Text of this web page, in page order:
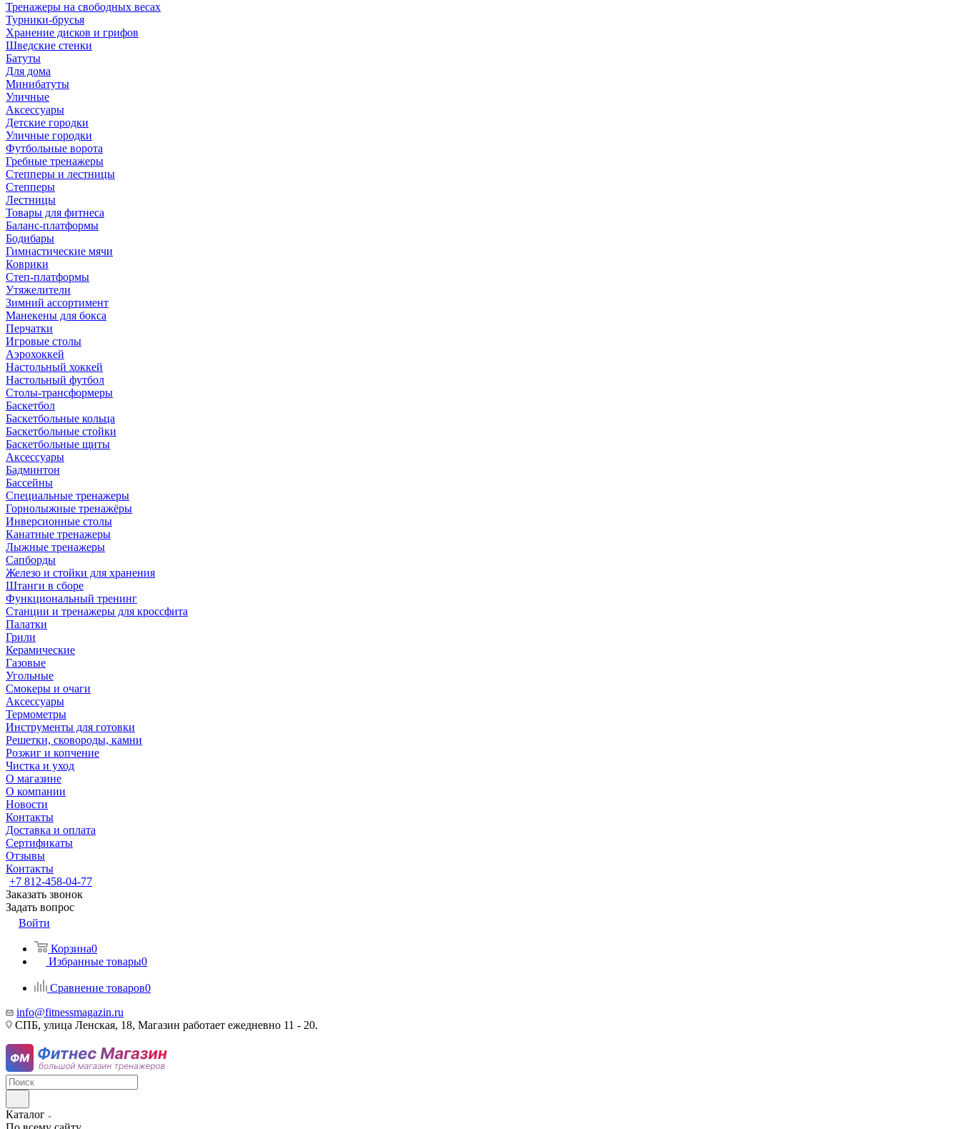
Тренажеры на свободных весах
Турники-брусья
Хранение дисков и грифов
Шведские стенки
Батуты
Для дома
Минибатуты
Уличные
Аксессуары
Детские городки
Уличные городки
Футбольные ворота
Гребные тренажеры
Степперы и лестницы
Степперы
Лестницы
Товары для фитнеса
Баланс-платформы
Бодибары
Гимнастические мячи
Коврики
Степ-платформы
Утяжелители
Зимний ассортимент
Манекены для бокса
Перчатки
Игровые столы
Аэрохоккей
Настольный хоккей
Настольный футбол
Столы-трансформеры
Баскетбол
Баскетбольные кольца
Баскетбольные стойки
Баскетбольные щиты
Аксессуары
Бадминтон
Бассейны
Специальные тренажеры
Горнолыжные тренажёры
Инверсионные столы
Канатные тренажеры
Лыжные тренажеры
Сапборды
Железо и стойки для хранения
Штанги в сборе
Функциональный тренинг
Станции и тренажеры для кроссфита
Палатки
Грили
Керамические
Газовые
Угольные
Смокеры и очаги
Аксессуары
Термометры
Инструменты для готовки
Решетки, сковороды, камни
Розжиг и копчение
Чистка и уход
О магазине
О компании
Новости
Контакты
Доставка и оплата
Сертификаты
Отзывы
Контакты
+7 812-458-04-77
Заказать звонок
Задать вопрос
Войти
Корзина0
Избранные товары0
Сравнение товаров0
info@fitnessmagazin.ru
СПБ, улица Ленская, 18, Магазин работает ежедневно 11 - 20.
Каталог